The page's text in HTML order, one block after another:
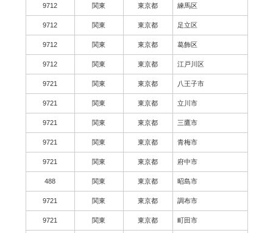
9712 関東 東京都 練馬区
9712 関東 東京都 足立区
9712 関東 東京都 葛飾区
9712 関東 東京都 江戸川区
9721 関東 東京都 八王子市
9721 関東 東京都 立川市
9721 関東 東京都 三鷹市
9721 関東 東京都 青梅市
9721 関東 東京都 府中市
488 関東 東京都 昭島市
9721 関東 東京都 調布市
9721 関東 東京都 町田市